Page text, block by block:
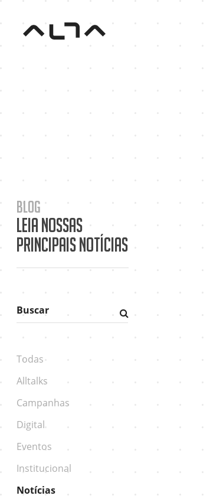
Blog
Leia nossas
principais notícias
Buscar
Fazer
pesquisa
Todas
Alltalks
Campanhas
Digital
Eventos
Institucional
Notícias